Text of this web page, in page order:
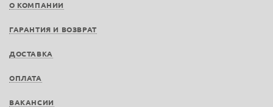
О КОМПАНИИ
ГАРАНТИЯ И ВОЗВРАТ
ДОСТАВКА
ОПЛАТА
ВАКАНСИИ